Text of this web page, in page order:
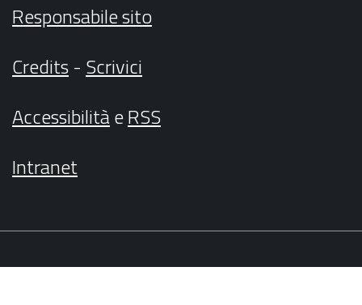
Responsabile sito
Credits- Scrivici
AccessibilitàeRSS
Intranet